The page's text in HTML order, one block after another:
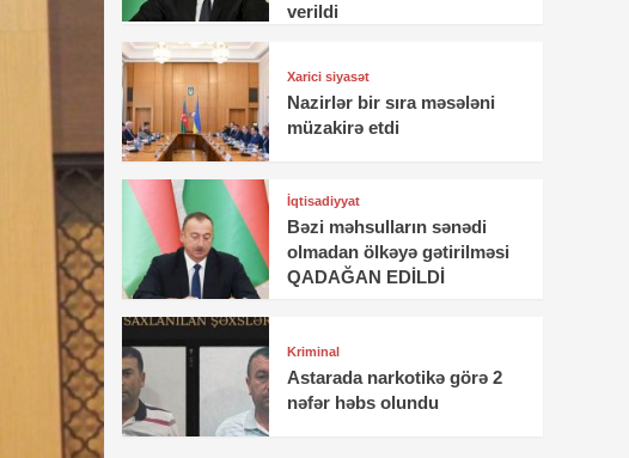
verildi
Xarici siyasət
Nazirlər bir sıra məsələni
müzakirə etdi
İqtisadiyyat
Bəzi məhsulların sənədi
olmadan ölkəyə gətirilməsi
QADAĞAN EDİLDİ
Kriminal
Astarada narkotikə görə 2
nəfər həbs olundu